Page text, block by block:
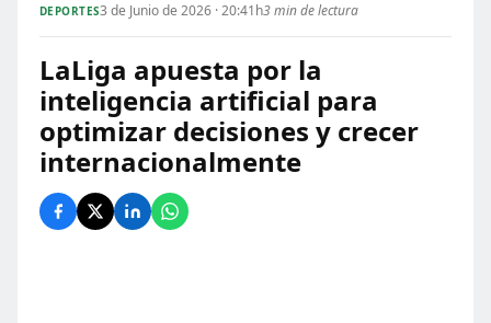
DEPORTES3 de Junio de 2026 · 20:41h3 min de lectura
LaLiga apuesta por la
inteligencia artificial para
optimizar decisiones y crecer
internacionalmente